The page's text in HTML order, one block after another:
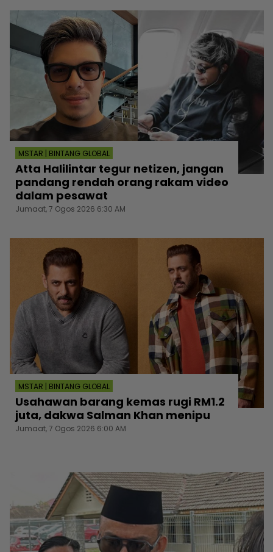
MSTAR | BINTANG GLOBAL
Atta Halilintar tegur netizen, jangan
pandang rendah orang rakam video
dalam pesawat
Jumaat, 7 Ogos 2026 6:30 AM
MSTAR | BINTANG GLOBAL
Usahawan barang kemas rugi RM1.2
juta, dakwa Salman Khan menipu
Jumaat, 7 Ogos 2026 6:00 AM